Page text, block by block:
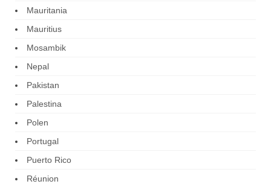
Mauritania
Mauritius
Mosambik
Nepal
Pakistan
Palestina
Polen
Portugal
Puerto Rico
Réunion